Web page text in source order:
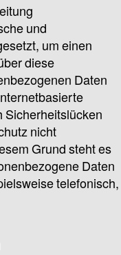
und
um einen
diese
Daten
Sicherheitslücken
nicht
Grund steht es
Daten
telefonisch,